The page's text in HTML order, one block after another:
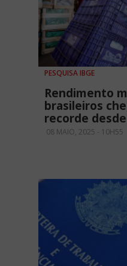
PESQUISA IBGE
Rendimento
brasileiros
recorde
08 MAIO, 2025 - 10H55